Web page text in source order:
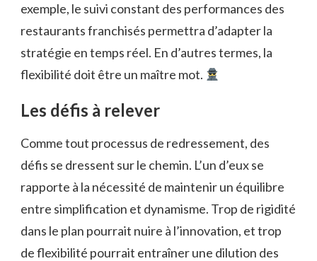
exemple, le suivi constant des performances des
restaurants franchisés permettra d’adapter la
stratégie en temps réel. En d’autres termes, la
flexibilité doit être un maître mot.
Les défis à relever
Comme tout processus de redressement, des
défis se dressent sur le chemin. L’un d’eux se
rapporte à la nécessité de maintenir un équilibre
entre simplification et dynamisme. Trop de rigidité
dans le plan pourrait nuire à l’innovation, et trop
de flexibilité pourrait entraîner une dilution des